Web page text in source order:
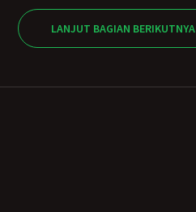
LANJUT BAGIAN BERIKUTNYA